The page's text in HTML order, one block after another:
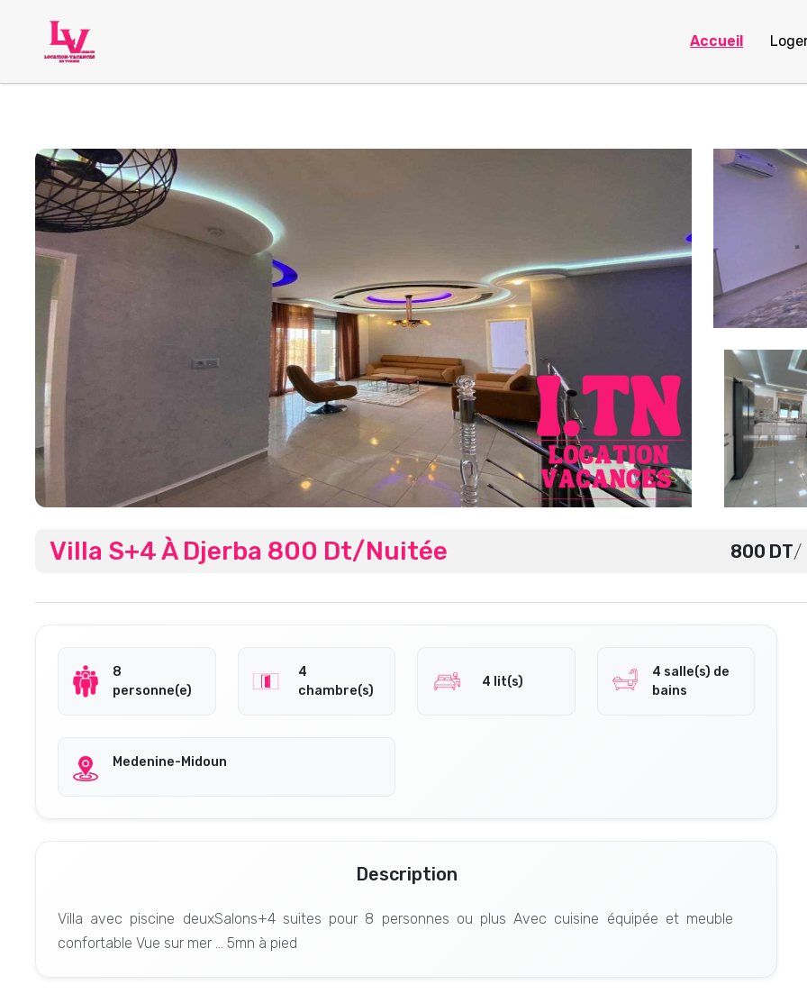
Accueil
Villa S+4 À Djerba 800 Dt/Nuitée 800 DT/
8
personne(e)
4
chambre(s)
4 lit(s)
4 salle(s) de
bains
Medenine-Midoun
Description
Villa avec piscine deuxSalons+4 suites pour 8 personnes ou plus Avec cuisine équipée et meuble
confortable Vue sur mer ... 5mn à pied